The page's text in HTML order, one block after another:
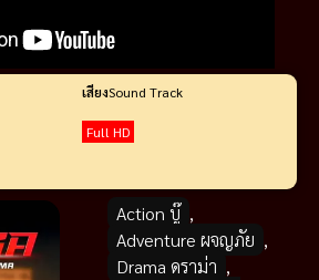
เสียงSound Track
Full HD
Action บู๊ ,
Adventure ผจญภัย ,
Drama ดราม่า ,